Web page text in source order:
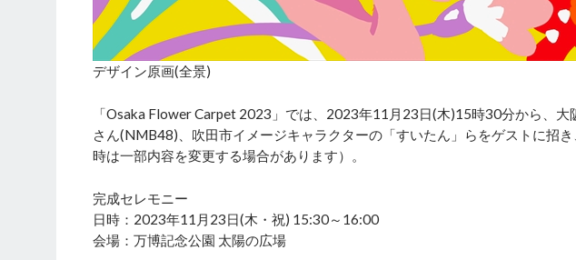
デザイン原画(全景)
「Osaka Flower Carpet 2023」では、2023年11月23日(木)15時30分から、
さん(NMB48)、吹田市イメージキャラクターの「すいたん」らをゲストに招
時は一部内容を変更する場合があります）。
完成セレモニー
日時：2023年11月23日(木・祝) 15:30～16:00
会場：万博記念公園 太陽の広場